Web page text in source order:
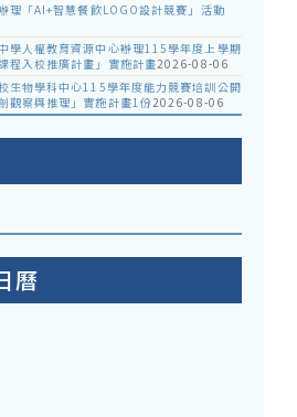
理「AI+智慧餐飲LOGO設計競賽」活動
學人權教育資源中心辦理115學年度上學期
程入校推廣計畫」實施計畫2026-08-06
生物學科中心115學年度能力競賽培訓公開
觀察與推理」實施計畫1份2026-08-06
曆